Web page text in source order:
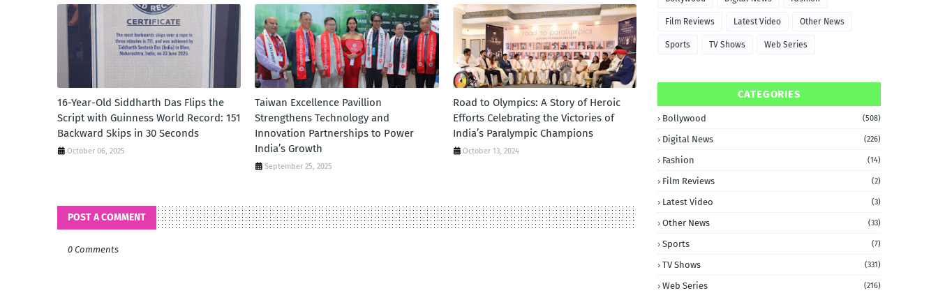
16-Year-Old Siddharth Das Flips the
Script with Guinness World Record: 151
Backward Skips in 30 Seconds
October 06, 2025
Taiwan Excellence Pavillion
Strengthens Technology and
Innovation Partnerships to Power
India’s Growth
September 25, 2025
Road to Olympics: A Story of Heroic
Efforts Celebrating the Victories of
India’s Paralympic Champions
October 13, 2024
POST A COMMENT
0 Comments
Film Reviews Latest Video Other News
Sports TV Shows Web Series
CATEGORIES
Bollywood (508)
Digital News (226)
Fashion (14)
Film Reviews (2)
Latest Video (3)
Other News (33)
Sports (7)
TV Shows (331)
Web Series (216)